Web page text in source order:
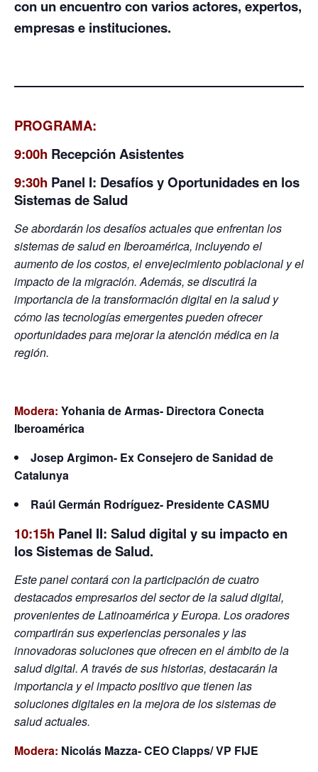
con un encuentro con varios actores, expertos,
empresas e instituciones.
PROGRAMA:
9:00h Recepción Asistentes
9:30h Panel I: Desafíos y Oportunidades en los
Sistemas de Salud
Se abordarán los desafíos actuales que enfrentan los
sistemas de salud en Iberoamérica, incluyendo el
aumento de los costos, el envejecimiento poblacional y el
impacto de la migración. Además, se discutirá la
importancia de la transformación digital en la salud y
cómo las tecnologías emergentes pueden ofrecer
oportunidades para mejorar la atención médica en la
región.
Modera: Yohania de Armas- Directora Conecta
Iberoamérica
Josep Argimon- Ex Consejero de Sanidad de
Catalunya
Raúl Germán Rodríguez- Presidente CASMU
10:15h Panel II: Salud digital y su impacto en
los Sistemas de Salud.
Este panel contará con la participación de cuatro
destacados empresarios del sector de la salud digital,
provenientes de Latinoamérica y Europa. Los oradores
compartirán sus experiencias personales y las
innovadoras soluciones que ofrecen en el ámbito de la
salud digital. A través de sus historias, destacarán la
importancia y el impacto positivo que tienen las
soluciones digitales en la mejora de los sistemas de
salud actuales.
Modera: Nicolás Mazza- CEO Clapps/ VP FIJE